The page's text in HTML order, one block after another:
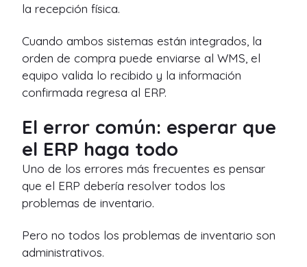
la recepción física.
Cuando ambos sistemas están integrados, la
orden de compra puede enviarse al WMS, el
equipo valida lo recibido y la información
confirmada regresa al ERP.
El error común: esperar que
el ERP haga todo
Uno de los errores más frecuentes es pensar
que el ERP debería resolver todos los
problemas de inventario.
Pero no todos los problemas de inventario son
administrativos.